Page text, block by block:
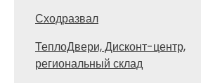
Сходразвал
ТеплоДвери, Дисконт-центр,
региональный склад